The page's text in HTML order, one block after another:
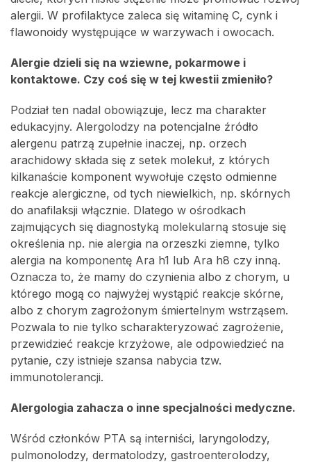
alergii. W profilaktyce zaleca się witaminę C, cynk i
flawonoidy występujące w warzywach i owocach.
Alergie dzieli się na wziewne, pokarmowe i
kontaktowe. Czy coś się w tej kwestii zmieniło?
Podział ten nadal obowiązuje, lecz ma charakter
edukacyjny. Alergolodzy na potencjalne źródło
alergenu patrzą zupełnie inaczej, np. orzech
arachidowy składa się z setek molekuł, z których
kilkanaście komponent wywołuje często odmienne
reakcje alergiczne, od tych niewielkich, np. skórnych
do anafilaksji włącznie. Dlatego w ośrodkach
zajmujących się diagnostyką molekularną stosuje się
określenia np. nie alergia na orzeszki ziemne, tylko
alergia na komponentę Ara h1 lub Ara h8 czy inną.
Oznacza to, że mamy do czynienia albo z chorym, u
którego mogą co najwyżej wystąpić reakcje skórne,
albo z chorym zagrożonym śmiertelnym wstrząsem.
Pozwala to nie tylko scharakteryzować zagrożenie,
przewidzieć reakcje krzyżowe, ale odpowiedzieć na
pytanie, czy istnieje szansa nabycia tzw.
immunotolerancji.
Alergologia zahacza o inne specjalności medyczne.
Wśród członków PTA są interniści, laryngolodzy,
pulmonolodzy, dermatolodzy, gastroenterolodzy,